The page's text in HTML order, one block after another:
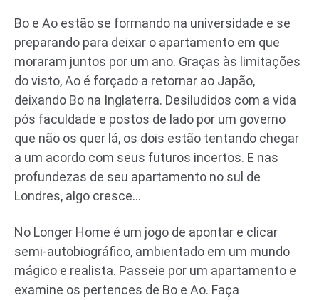
Bo e Ao estão se formando na universidade e se
preparando para deixar o apartamento em que
moraram juntos por um ano. Graças às limitações
do visto, Ao é forçado a retornar ao Japão,
deixando Bo na Inglaterra. Desiludidos com a vida
pós faculdade e postos de lado por um governo
que não os quer lá, os dois estão tentando chegar
a um acordo com seus futuros incertos. E nas
profundezas de seu apartamento no sul de
Londres, algo cresce…
No Longer Home é um jogo de apontar e clicar
semi-autobiográfico, ambientado em um mundo
mágico e realista. Passeie por um apartamento e
examine os pertences de Bo e Ao. Faça